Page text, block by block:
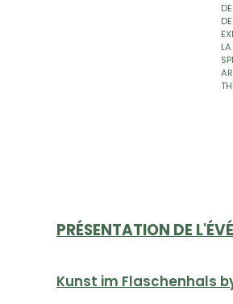
PRÉSENTATION DE
Kunst im Flaschenhals